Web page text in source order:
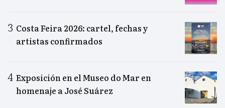
Costa Feira 2026: cartel, fechas y
artistas confirmados
Exposición en el Museo do Mar en
homenaje a José Suárez